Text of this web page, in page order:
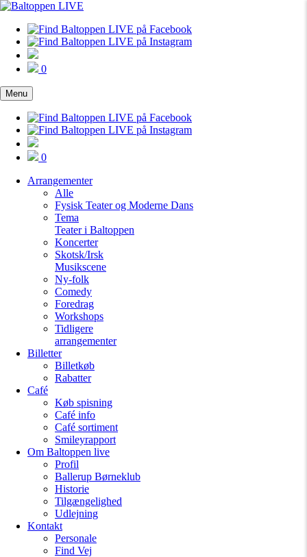
0
Menu
0
Arrangementer
Alle
Fysisk Teater og Moderne Dans
Tema
Teater i Baltoppen
Koncerter
Skotsk/Irsk
Musikscene
Ny-folk
Comedy
Foredrag
Workshops
Tidligere
arrangementer
Billetter
Billetkøb
Rabatter
Café
Køb spisning
Café info
Café sortiment
Smileyrapport
Om Baltoppen live
Profil
Ballerup Børneklub
Historie
Tilgængelighed
Udlejning
Kontakt
Personale
Find Vej